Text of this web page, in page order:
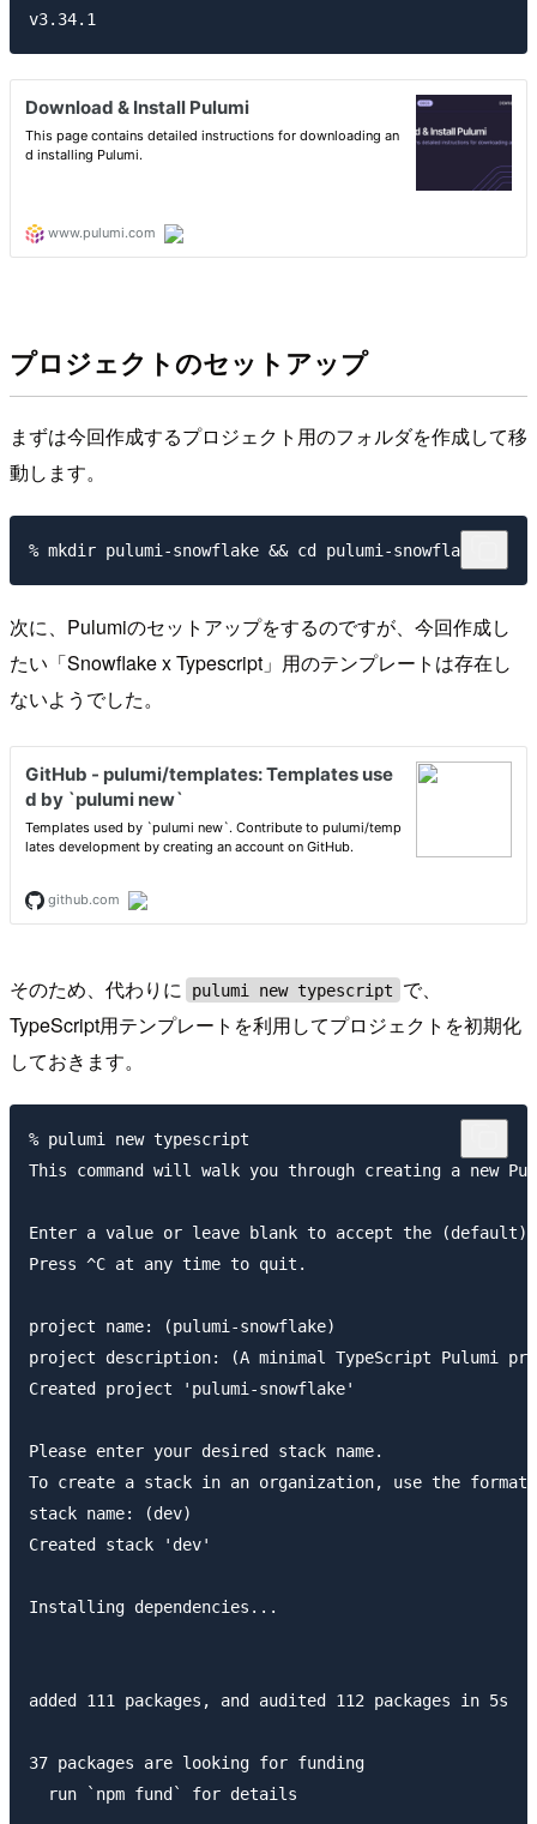
プロジェクトのセットアップ
まずは今回作成するプロジェクト用のフォルダを作成して移
動します。
次に、Pulumiのセットアップをするのですが、今回作成し
たい「Snowflake x Typescript」用のテンプレートは存在し
ないようでした。
そのため、代わりに pulumi new typescript
で、
TypeScript用テンプレートを利用してプロジェクトを初期化
しておきます。
% pulumi new typescript
This command will walk you through creating a new
Enter a value or leave blank to accept the (default),
Press ^C at any time to quit.
project name: (pulumi-snowflake)
project description: (A minimal TypeScript Pulumi
Created project 'pulumi-snowflake'
Please enter your desired stack name.
To create a stack in an organization, use the format
stack name: (dev)
Created stack 'dev'
Installing dependencies...
added 111 packages, and audited 112 packages in 5s
37 packages are looking for funding
  run `npm fund` for details